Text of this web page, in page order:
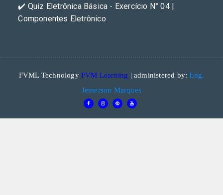
✔️ Quiz Eletrônica Básica - Exercício N° 04 |
Componentes Eletrônico
FVML Technology FVM Learning | administered by:Eng.
Jemerson Marques